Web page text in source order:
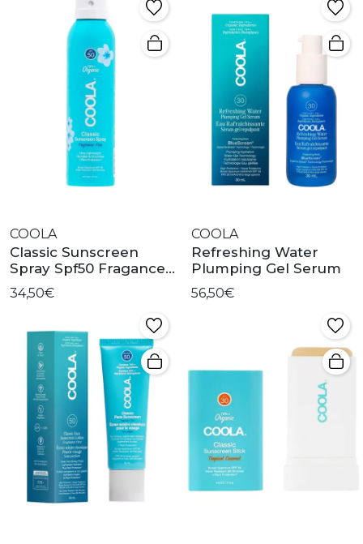
COOLA
Classic Sunscreen
Spray Spf50 Fragance
Free
34,50€
COOLA
Refreshing Water
Plumping Gel Serum
56,50€